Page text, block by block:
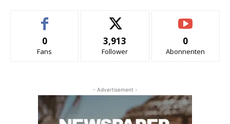
0
Fans
3,913
Follower
0
Abonnenten
- Advertisement -